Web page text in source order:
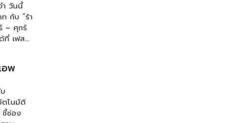
ำ วันนี้
กับ “ร้า
– ศุกร์
ที่ เฟส
อพ
ตโนมัติ
ชี้ช่อง